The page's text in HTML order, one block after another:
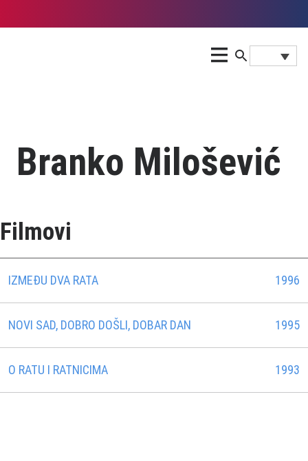
Branko Milošević
Filmovi
IZMEÐU DVA RATA 1996
NOVI SAD, DOBRO DOŠLI, DOBAR DAN 1995
O RATU I RATNICIMA 1993